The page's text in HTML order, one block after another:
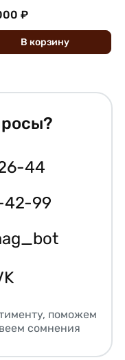
₽
В корзину
44
42-99
поможем
сомнения